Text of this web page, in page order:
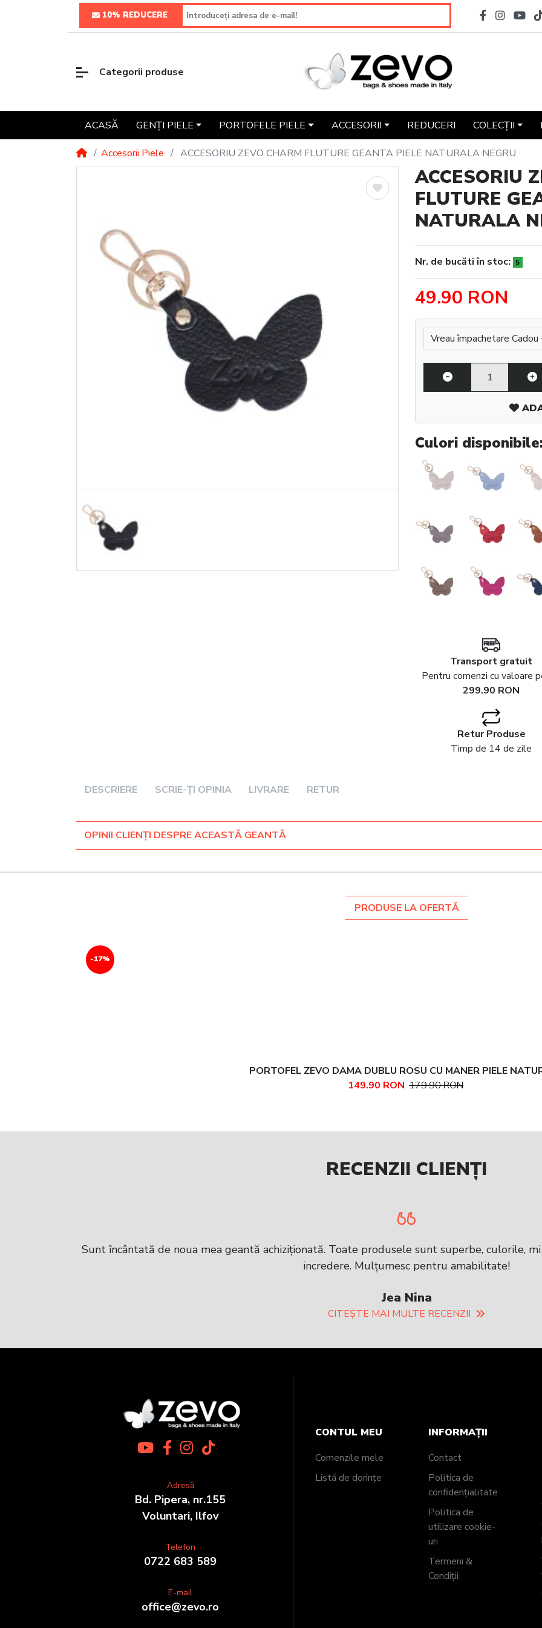
10% REDUCERE
Categorii produse
ACASĂ GENȚI PIELE PORTOFELE PIELE ACCESORII REDUCERI COLECȚII
Accesorii Piele ACCESORIU ZEVO CHARM FLUTURE GEANTA PIELE NATURALA NEGRU
ACCESORIU
FLUTURE
NATURALA
Culori
Nr. de bucăti în stoc: 5
49.90 RON
Împachetare Cadou
Vreau împachetare
Transport gratuit
Pentru comenzi cu valoare
299.90 RON
Retur Produse
Timp de 14 de zile
DESCRIERE SCRIE-ȚI OPINIA LIVRARE RETUR
OPINII CLIENȚI DESPRE ACEASTĂ GEANTĂ
PRODUSE LA OFERTĂ
-17%
PORTOFEL ZEVO DAMA DUBLU ROSU CU MANER PIELE
149.90 RON 179.90 RON
RECENZII CLIENȚI
Sunt încântată de noua mea geantă achiziționată. Toate produsele sunt superbe, culorile,
incredere. Mulțumesc pentru amabilitate!
Jea Nina
CITEȘTE MAI MULTE RECENZII
Adresă
Bd. Pipera, nr.155
Voluntari, Ilfov
Telefon
0722 683 589
E-mail
office@zevo.ro
CONTUL MEU
Comenzile mele
Listă de dorințe
INFORMAȚII
Contact
Politica de
confidențialitate
Politica de
utilizare cookie-
uri
Termeni &
Condiții